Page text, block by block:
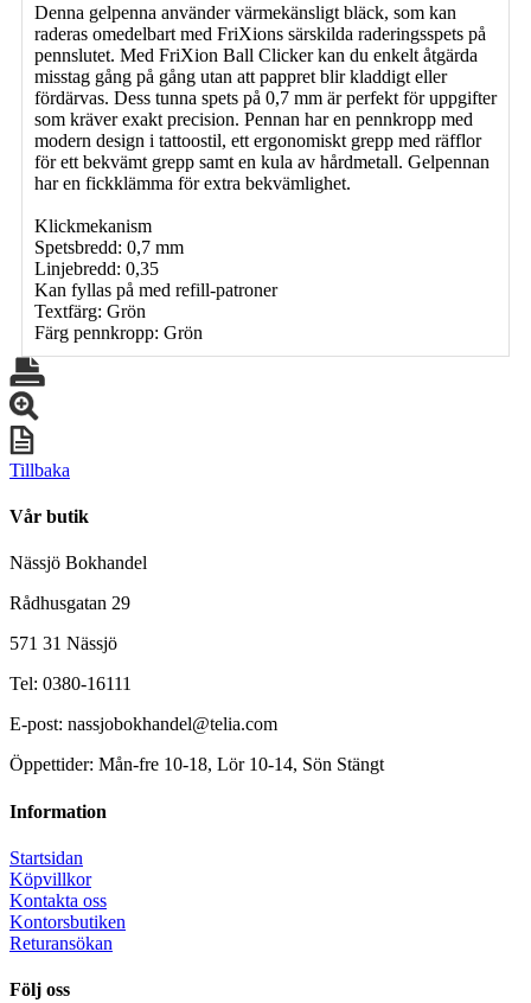
Denna gelpenna använder värmekänsligt bläck, som kan
raderas omedelbart med FriXions särskilda raderingsspets på
pennslutet. Med FriXion Ball Clicker kan du enkelt åtgärda
misstag gång på gång utan att pappret blir kladdigt eller
fördärvas. Dess tunna spets på 0,7 mm är perfekt för uppgifter
som kräver exakt precision. Pennan har en pennkropp med
modern design i tattoostil, ett ergonomiskt grepp med räfflor
för ett bekvämt grepp samt en kula av hårdmetall. Gelpennan
har en fickklämma för extra bekvämlighet.
Klickmekanism
Spetsbredd: 0,7 mm
Linjebredd: 0,35
Kan fyllas på med refill-patroner
Textfärg: Grön
Färg pennkropp: Grön
Tillbaka
Vår butik
Nässjö Bokhandel
Rådhusgatan 29
571 31 Nässjö
Tel: 0380-16111
E-post: nassjobokhandel@telia.com
Öppettider: Mån-fre 10-18, Lör 10-14, Sön Stängt
Information
Startsidan
Köpvillkor
Kontakta oss
Kontorsbutiken
Returansökan
Följ oss